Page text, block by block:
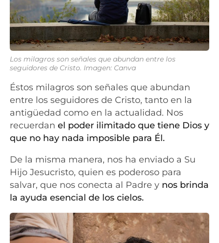
Los milagros son señales que abundan entre los
seguidores de Cristo. Imagen: Canva
Éstos milagros son señales que abundan
entre los seguidores de Cristo, tanto en la
antigüedad como en la actualidad. Nos
recuerdan el poder ilimitado que tiene Dios y
que no hay nada imposible para Él.
De la misma manera, nos ha enviado a Su
Hijo Jesucristo, quien es poderoso para
salvar, que nos conecta al Padre y nos brinda
la ayuda esencial de los cielos.